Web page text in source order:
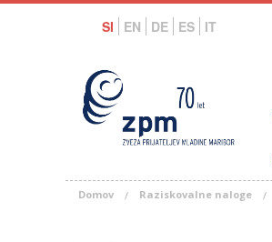
SI EN DE ES IT
Domov Raziskovalne naloge